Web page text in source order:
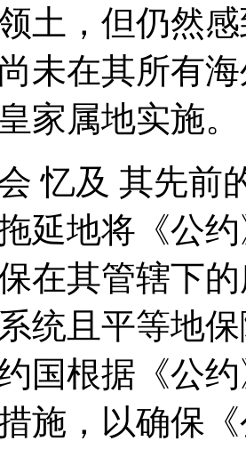
土，但仍然
未在其所有
家属地实施。
忆及 其先前
延地将《公
在其管辖下
统且平等地
国根据《公
施，以确保